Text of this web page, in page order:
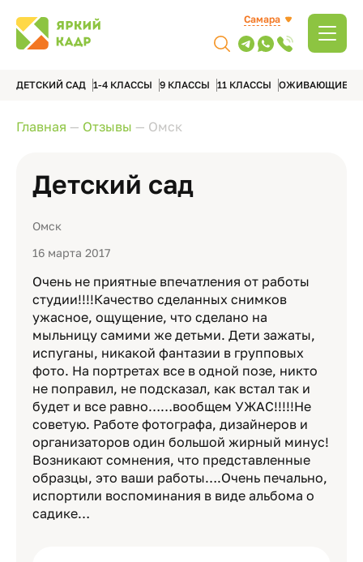
Самара
ДЕТСКИЙ САД 1-4 КЛАССЫ 9 КЛАССЫ 11 КЛАССЫ ОЖИВАЮЩИЕ
Главная — Отзывы — Омск
Детский сад
Омск
16 марта 2017
Очень не приятные впечатления от работы
студии!!!!Качество сделанных снимков
ужасное, ощущение, что сделано на
мыльницу самими же детьми. Дети зажаты,
испуганы, никакой фантазии в групповых
фото. На портретах все в одной позе, никто
не поправил, не подсказал, как встал так и
будет и все равно……вообщем УЖАС!!!!!Не
советую. Работе фотографа, дизайнеров и
организаторов один большой жирный минус!
Возникают сомнения, что представленные
образцы, это ваши работы….Очень печально,
испортили воспоминания в виде альбома о
садике…